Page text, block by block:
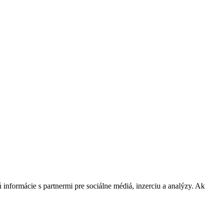
s partnermi pre sociálne médiá, inzerciu a analýzy. Ak